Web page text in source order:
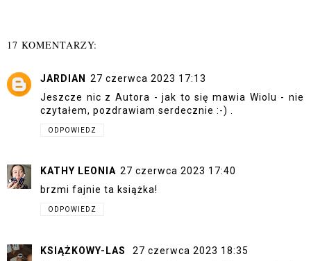
17 KOMENTARZY:
JARDIAN
27 czerwca 2023 17:13
Jeszcze nic z Autora - jak to się mawia Wiolu - nie
czytałem, pozdrawiam serdecznie :-) .
ODPOWIEDZ
KATHY LEONIA 27 czerwca 2023 17:40
brzmi fajnie ta książka!
ODPOWIEDZ
KSIĄŻKOWY-LAS
27 czerwca 2023 18:35